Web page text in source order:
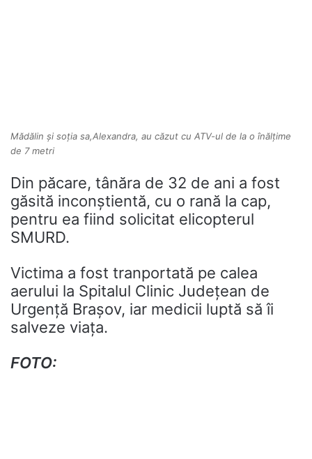
Mădălin și soția sa,Alexandra, au căzut cu ATV-ul de la o înălțime
de 7 metri
Din păcare, tânăra de 32 de ani a fost
găsită inconștientă, cu o rană la cap,
pentru ea fiind solicitat elicopterul
SMURD.
Victima a fost tranportată pe calea
aerului la Spitalul Clinic Județean de
Urgență Brașov, iar medicii luptă să îi
salveze viața.
FOTO: